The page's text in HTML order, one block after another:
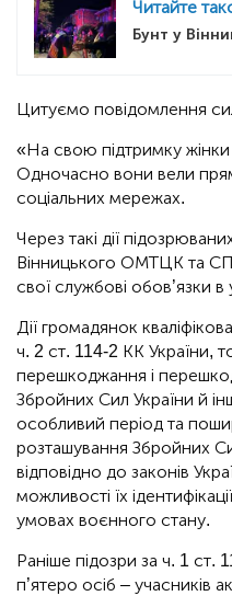
Читайте
Бунт у
Цитуємо повідомлення
«На свою підтримку
Одночасно вони вели
соціальних мережах.
Через такі дії
Вінницького ОМТЦК та
свої службові обов’язки
Дії громадянок
ч. 2 ст. 114-2 КК України,
перешкоджання і
Збройних Сил України й
особливий період та
розташування Збройних
відповідно до законів
можливості їх
умовах воєнного стану.
Раніше підозри за ч. 1 ст.
п’ятеро осіб – учасників